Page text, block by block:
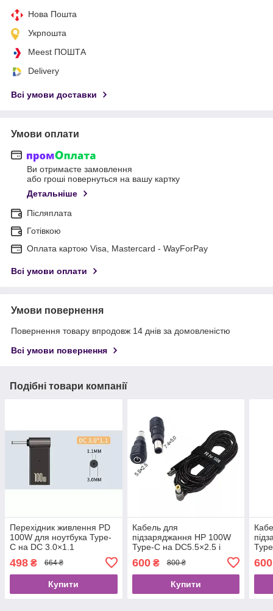
Нова Пошта
Укрпошта
Meest ПОШТА
Delivery
Всі умови доставки
Умови оплати
Ви отримаєте замовлення
або гроші повернуться на вашу картку
Детальніше
Післяплата
Готівкою
Оплата картою Visa, Mastercard - WayForPay
Всі умови оплати
Умови повернення
Повернення товару впродовж 14 днів за домовленістю
Всі умови повернення
Подібні товари компанії
Перехідник живлення PD
100W для ноутбука Type-
C на DC 3.0×1.1
498 ₴ 664 ₴
Купити
Кабель для
підзаряджання HP 100W
Type-C на DC5.5×2.5 і
600₴ 800 ₴
Купити
600